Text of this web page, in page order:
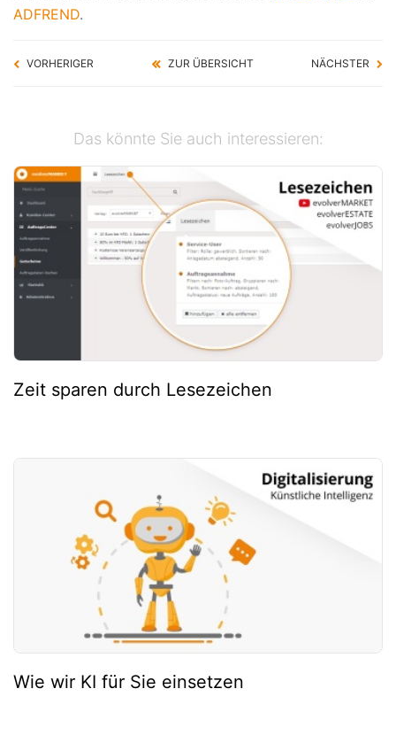
ADFREND.
VORHERIGER ZUR ÜBERSICHT NÄCHSTER
Das könnte Sie auch interessieren:
Zeit sparen durch Lesezeichen
Wie wir KI für Sie einsetzen